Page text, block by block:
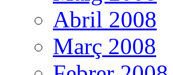
Abril 2008
Març 2008